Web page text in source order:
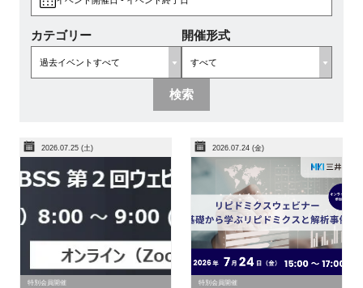
マイページ
イベント
プログラム
ニュース・掲示板
カテゴリー 開催形式
検索
2026.07.25 (土)
特別会員開催
2026.07.24 (金)
特別会員開催